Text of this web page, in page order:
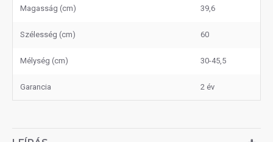
Magasság (cm) 39,6
Szélesség (cm) 60
Mélység (cm) 30-45,5
Garancia 2 év